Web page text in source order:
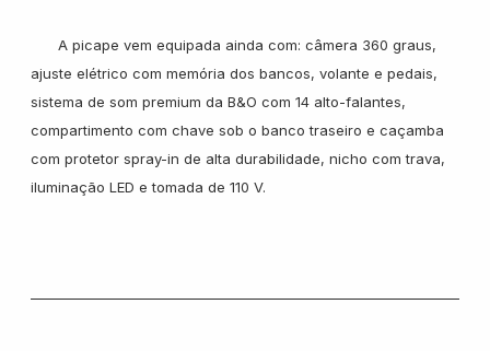
A picape vem equipada ainda com: câmera 360 graus,
ajuste elétrico com memória dos bancos, volante e pedais,
sistema de som premium da B&O com 14 alto-falantes,
compartimento com chave sob o banco traseiro e caçamba
com protetor spray-in de alta durabilidade, nicho com trava,
iluminação LED e tomada de 110 V.